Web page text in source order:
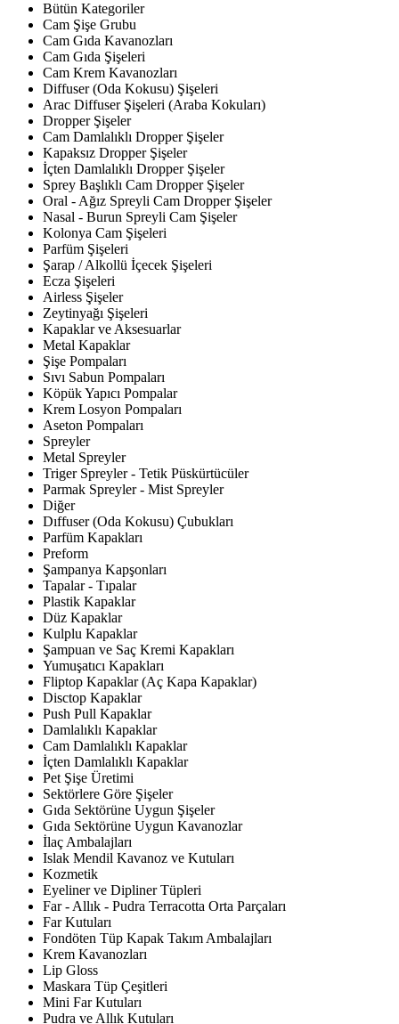
Bütün Kategoriler
Cam Şişe Grubu
Cam Gıda Kavanozları
Cam Gıda Şişeleri
Cam Krem Kavanozları
Diffuser (Oda Kokusu) Şişeleri
Arac Diffuser Şişeleri (Araba Kokuları)
Dropper Şişeler
Cam Damlalıklı Dropper Şişeler
Kapaksız Dropper Şişeler
İçten Damlalıklı Dropper Şişeler
Sprey Başlıklı Cam Dropper Şişeler
Oral - Ağız Spreyli Cam Dropper Şişeler
Nasal - Burun Spreyli Cam Şişeler
Kolonya Cam Şişeleri
Parfüm Şişeleri
Şarap / Alkollü İçecek Şişeleri
Ecza Şişeleri
Airless Şişeler
Zeytinyağı Şişeleri
Kapaklar ve Aksesuarlar
Metal Kapaklar
Şişe Pompaları
Sıvı Sabun Pompaları
Köpük Yapıcı Pompalar
Krem Losyon Pompaları
Aseton Pompaları
Spreyler
Metal Spreyler
Triger Spreyler - Tetik Püskürtücüler
Parmak Spreyler - Mist Spreyler
Diğer
Dıffuser (Oda Kokusu) Çubukları
Parfüm Kapakları
Preform
Şampanya Kapşonları
Tapalar - Tıpalar
Plastik Kapaklar
Düz Kapaklar
Kulplu Kapaklar
Şampuan ve Saç Kremi Kapakları
Yumuşatıcı Kapakları
Fliptop Kapaklar (Aç Kapa Kapaklar)
Disctop Kapaklar
Push Pull Kapaklar
Damlalıklı Kapaklar
Cam Damlalıklı Kapaklar
İçten Damlalıklı Kapaklar
Pet Şişe Üretimi
Sektörlere Göre Şişeler
Gıda Sektörüne Uygun Şişeler
Gıda Sektörüne Uygun Kavanozlar
İlaç Ambalajları
Islak Mendil Kavanoz ve Kutuları
Kozmetik
Eyeliner ve Dipliner Tüpleri
Far - Allık - Pudra Terracotta Orta Parçaları
Far Kutuları
Fondöten Tüp Kapak Takım Ambalajları
Krem Kavanozları
Lip Gloss
Maskara Tüp Çeşitleri
Mini Far Kutuları
Pudra ve Allık Kutuları